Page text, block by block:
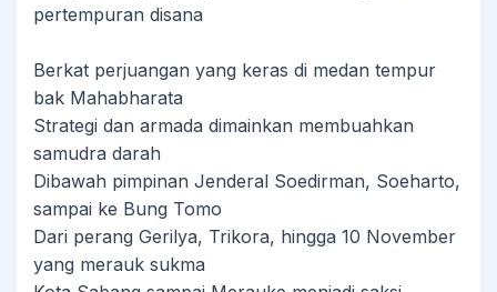
pertempuran disana
Berkat perjuangan yang keras di medan tempur
bak Mahabharata
Strategi dan armada dimainkan membuahkan
samudra darah
Dibawah pimpinan Jenderal Soedirman, Soeharto,
sampai ke Bung Tomo
Dari perang Gerilya, Trikora, hingga 10 November
yang merauk sukma